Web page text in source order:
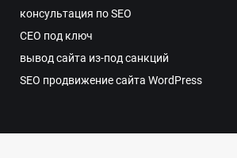
консультация по SEO
СЕО под ключ
вывод сайта из-под санкций
SEO продвижение сайта WordPress